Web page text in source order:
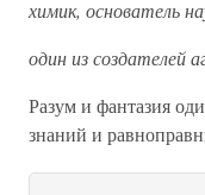
химик, основатель
один из создателей
Разум и фантазия
знаний и